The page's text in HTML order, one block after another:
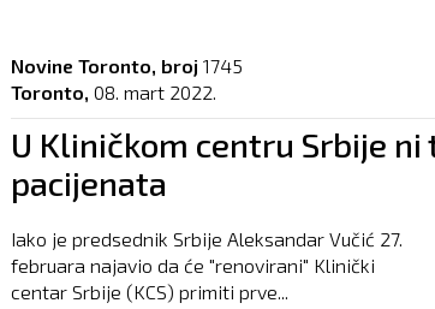
Novine Toronto, broj 1745
Toronto, 08. mart 2022.
U Kliničkom centru Srbije ni
pacijenata
Iako je predsednik Srbije Aleksandar Vučić 27.
februara najavio da će "renovirani" Klinički
centar Srbije (KCS) primiti prve...